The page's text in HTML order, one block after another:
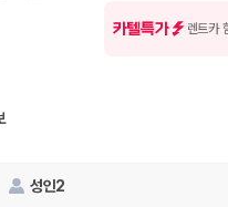
수수료를 함께 확인해야 실제
카텔특가 렌트카
성인2